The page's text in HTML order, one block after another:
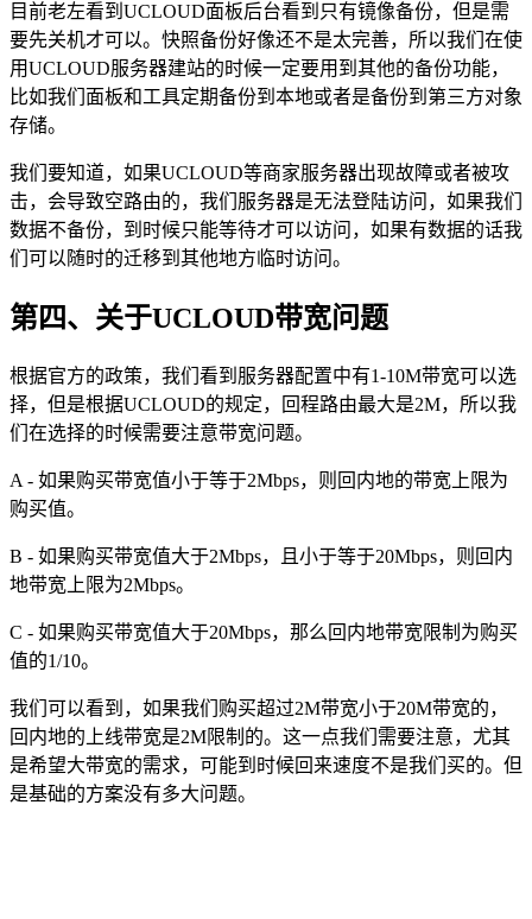
目前老左看到UCLOUD面板后台看到只有镜像备份，但是需
要先关机才可以。快照备份好像还不是太完善，所以我们在使
用UCLOUD服务器建站的时候一定要用到其他的备份功能，
比如我们面板和工具定期备份到本地或者是备份到第三方对象
存储。
我们要知道，如果UCLOUD等商家服务器出现故障或者被攻
击，会导致空路由的，我们服务器是无法登陆访问，如果我们
数据不备份，到时候只能等待才可以访问，如果有数据的话我
们可以随时的迁移到其他地方临时访问。
第四、关于UCLOUD带宽问题
根据官方的政策，我们看到服务器配置中有1-10M带宽可以选
择，但是根据UCLOUD的规定，回程路由最大是2M，所以我
们在选择的时候需要注意带宽问题。
A - 如果购买带宽值小于等于2Mbps，则回内地的带宽上限为
购买值。
B - 如果购买带宽值大于2Mbps，且小于等于20Mbps，则回内
地带宽上限为2Mbps。
C - 如果购买带宽值大于20Mbps，那么回内地带宽限制为购买
值的1/10。
我们可以看到，如果我们购买超过2M带宽小于20M带宽的，
回内地的上线带宽是2M限制的。这一点我们需要注意，尤其
是希望大带宽的需求，可能到时候回来速度不是我们买的。但
是基础的方案没有多大问题。